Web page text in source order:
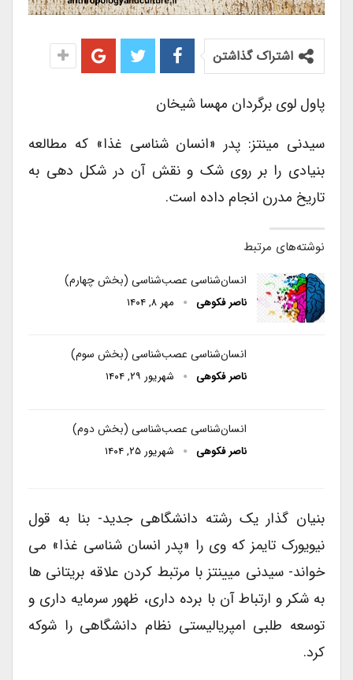
اشتراک گذاشتن
پاول لوی برگردان مهسا شیخان
سیدنی مینتز: پدر «انسان شناسی غذا» که مطالعه
بنیادی را بر روی شک و نقش آن در شکل دهی به
تاریخ مدرن انجام داده است.
نوشته‌های مرتبط
انسان‌شناسی عصب‌شناسی (بخش چهارم)
ناصر فکوهی مهر ۸, ۱۴۰۴
انسان‌شناسی عصب‌شناسی (بخش سوم)
ناصر فکوهی شهریور ۲۹, ۱۴۰۴
انسان‌شناسی عصب‌شناسی (بخش دوم)
ناصر فکوهی شهریور ۲۵, ۱۴۰۴
بنیان گذار یک رشته دانشگاهی جدید- بنا به قول
نیویورک تایمز که وی را «پدر انسان شناسی غذا» می
خواند- سیدنی میینتز با مرتبط کردن علاقه بریتانی ها
به شکر و ارتباط آن با برده داری، ظهور سرمایه داری و
توسعه طلبی امپریالیستی نظام دانشگاهی را شوکه
کرد.